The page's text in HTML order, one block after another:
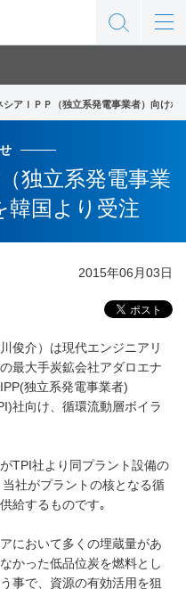
シアＩＰＰ（独立系発電事業者）向けボ
独立系発電事業
韓国より受注
2015年06月03日
俊介）は現代エンジニアリ
最大手炭鉱会社アダロエナ
独立系発電事業者)
社向け、循環流動層ボイラ
TPI社より同プラント設備の
社がプラントの核となる循
給するものです｡
において多くの埋蔵量があ
かった低品位炭を燃料とし
事で、資源の有効活用を狙